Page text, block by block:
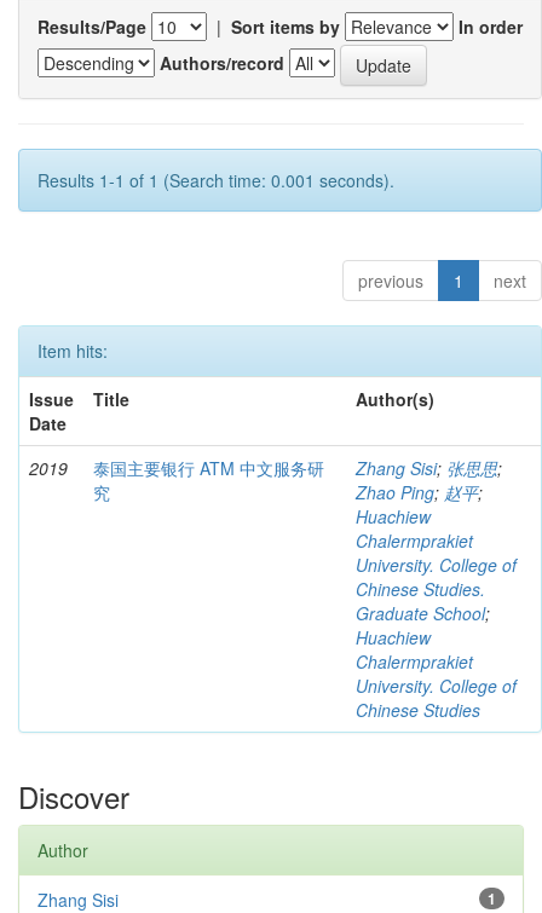
Results/Page | Sort items by
In order
Authors/record
Results 1-1 of 1 (Search time: 0.001 seconds).
previous 1 next
Item hits:
Issue
Date
Title Author(s)
2019
泰国主要银行 ATM 中文服务研
究
Zhang Sisi; 张思思;
Zhao Ping; 赵平;
Huachiew
Chalermprakiet
University. College of
Chinese Studies.
Graduate School;
Huachiew
Chalermprakiet
University. College of
Chinese Studies
Discover
Author
1
Zhang Sisi